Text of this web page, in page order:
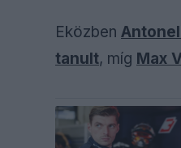
Eközben
tanult, míg Max